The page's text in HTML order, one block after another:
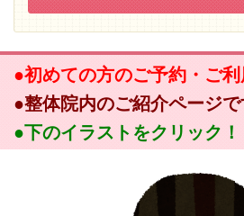
●初めての方のご予約・ご
●整体院内のご紹介ページで
●下のイラストをクリック！